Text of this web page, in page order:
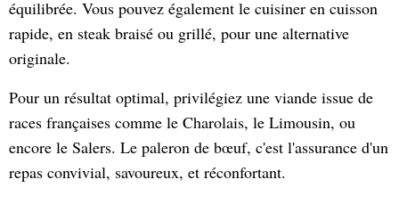
équilibrée. Vous pouvez également le cuisiner en cuisson
rapide, en steak braisé ou grillé, pour une alternative
originale.
Pour un résultat optimal, privilégiez une viande issue de
races françaises comme le Charolais, le Limousin, ou
encore le Salers. Le paleron de bœuf, c'est l'assurance d'un
repas convivial, savoureux, et réconfortant.